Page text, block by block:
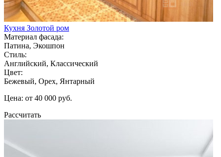
Кухня Золотой ром
Материал фасада:
Патина, Экошпон
Стиль:
Английский, Классический
Цвет:
Бежевый, Орех, Янтарный
Цена: от 40 000 руб.
Рассчитать